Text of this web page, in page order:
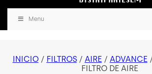
Menu
INICIO/ FILTROS/ AIRE/ ADVANCE/
FILTRO DE AIRE